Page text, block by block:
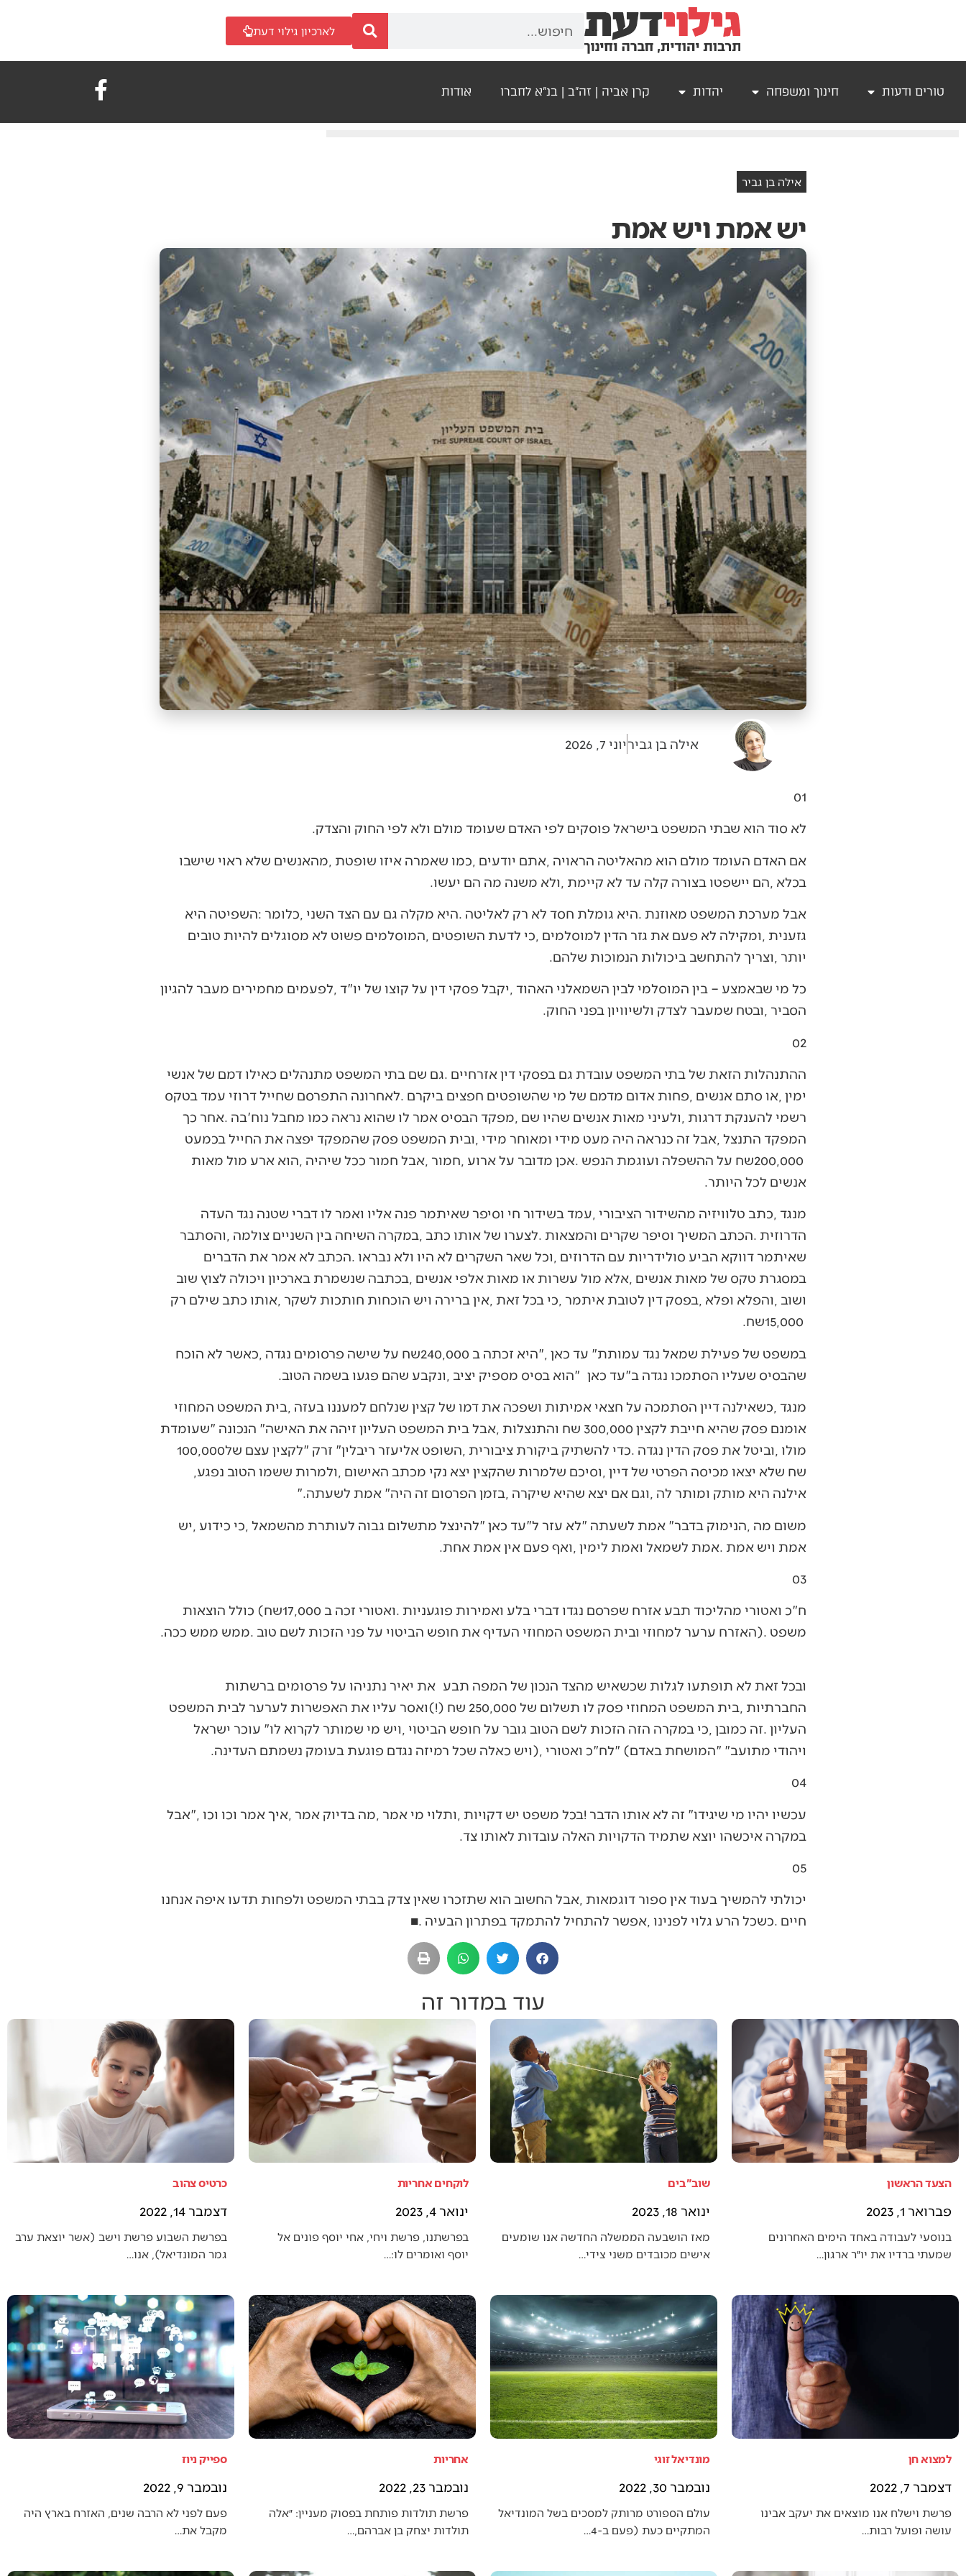
לארכיון גילוי דעת
טורים ודעות חינוך ומשפחה יהדות קרן אביה | זה"ב | בנ"א לחברו אודות
אילה בן גביר
יש אמת ויש אמת
אילה בן גביריוני 7, 2026
01‭ ‬
לא‭ ‬סוד‭ ‬הוא‭ ‬שבתי‭ ‬המשפט‭ ‬בישראל‭ ‬פוסקים‭ ‬לפי‭ ‬האדם‭ ‬שעומד‭ ‬מולם‭ ‬ולא‭ ‬לפי‭ ‬החוק‭ ‬והצדק‭. ‬
‬בכלא‭, ‬הם‭ ‬יישפטו‭ ‬בצורה‭ ‬קלה‭ ‬עד‭ ‬לא‭ ‬קיימת‭, ‬ולא‭ ‬משנה‭ ‬מה‭ ‬הם‭ ‬יעשו‭. ‬
‬יותר‭, ‬וצריך‭ ‬להתחשב‭ ‬ביכולות‭ ‬הנמוכות‭ ‬שלהם‭. ‬
‬הסביר‭, ‬ובטח‭ ‬שמעבר‭ ‬לצדק‭ ‬ולשיוויון‭ ‬בפני‭ ‬החוק‭. ‬
02‭ ‬
‬אנשים‭ ‬לכל‭ ‬היותר‭.‬
‬15,000‭ ‬שח‭. ‬
‬שהבסיס‭ ‬שעליו‭ ‬הסתמכו‭ ‬נגדה‭ ‬ב"עד‭ ‬כאן‮"‬‭ ‬הוא‭ ‬בסיס‭ ‬מספיק‭ ‬יציב‭, ‬ונקבע‭ ‬שהם‭ ‬פגעו‭ ‬בשמה‭ ‬הטוב‭.‬
‬מולו‭, ‬וביטל‭ ‬את‭ ‬פסק‭ ‬הדין‭ ‬נגדה‭. ‬כדי‭ ‬להשתיק‭ ‬ביקורת‭ ‬ציבורית‭, ‬השופט‭ ‬אליעזר‭ ‬ריבלין‭ ‬‮"‬זרק‮"‬‭ ‬לקצין‭ ‬עצם‭ ‬של‭ ‬100,000‭
‬אילנה‭ ‬היא‭ ‬מותק‭ ‬ומותר‭ ‬לה‭, ‬וגם‭ ‬אם‭ ‬יצא‭ ‬שהיא‭ ‬שיקרה‭, ‬בזמן‭ ‬הפרסום‭ ‬זה‭ ‬היה‭ ‬‮"‬אמת‭ ‬לשעתה‮"‬‭. ‬
‬אמת‭ ‬ויש‭ ‬אמת‭. ‬אמת‭ ‬לשמאל‭ ‬ואמת‭ ‬לימין‭, ‬ואף‭ ‬פעם‭ ‬אין‭ ‬אמת‭ ‬אחת‭.‬
03‭ ‬
‬משפט‭). ‬האזרח‭ ‬ערער‭ ‬למחוזי‭ ‬ובית‭ ‬המשפט‭ ‬המחוזי‭ ‬העדיף‭ ‬את‭ ‬חופש‭ ‬הביטוי‭ ‬על‭ ‬פני‭ ‬הזכות‭ ‬לשם‭ ‬טוב‭. ‬ממש‭ ‬ממש‭ ‬ככה‭.
‬ויהודי‭ ‬מתועב‮"‬‭ ‬‮"‬המושחת‭ ‬באדם‮"‬‭ (‬לח"כ‭ ‬ואטורי‭), ‬ויש‭ ‬כאלה‭ ‬שכל‭ ‬רמיזה‭ ‬נגדם‭ ‬פוגעת‭ ‬בעומק‭ ‬נשמתם‭ ‬העדינה‭.‬
04‭ ‬
‬במקרה‭ ‬איכשהו‭ ‬יוצא‭ ‬שתמיד‭ ‬הדקויות‭ ‬האלה‭ ‬עובדות‭ ‬לאותו‭ ‬צד‭. ‬
05‭ ‬
‬חיים‭. ‬כשכל‭ ‬הרע‭ ‬גלוי‭ ‬לפנינו‭, ‬אפשר‭ ‬להתחיל‭ ‬להתמקד‭ ‬בפתרון‭ ‬הבעיה‭. ‬■
עוד במדור זה
הצעד הראשון
פברואר 1, 2023
בנוסעי לעבודה באחד הימים האחרונים
שמעתי ברדיו את יו״ר ארגון…
שוב"בים
ינואר 18, 2023
מאז הושבעה הממשלה החדשה אנו שומעים
אישים מכובדים משני צידי…
לוקחים אחריות
ינואר 4, 2023
בפרשתנו, פרשת ויחי, אחי יוסף פונים אל
יוסף ואומרים לו:…
כרטיס צהוב
דצמבר 14, 2022
בפרשת השבוע פרשת וישב (אשר יוצאת ערב
גמר המונדיאל), אנו…
למצוא חן
דצמבר 7, 2022
פרשת וישלח אנו מוצאים את יעקב אבינו
עושה ופועל רבות…
מונדיאל זוגי
נובמבר 30, 2022
עולם הספורט מרותק למסכים בשל המונדיאל
המתקיים כעת (פעם ב-4…
אחריות
נובמבר 23, 2022
פרשת תולדות פותחת בפסוק מעניין: ״אלה
תולדות יצחק בן אברהם,…
ספייק ניוז
נובמבר 9, 2022
פעם לפני לא הרבה שנים, האזרח בארץ היה
מקבל את…